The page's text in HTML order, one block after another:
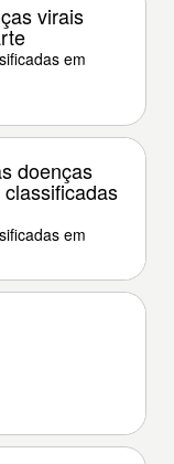
virais
em
doenças
em